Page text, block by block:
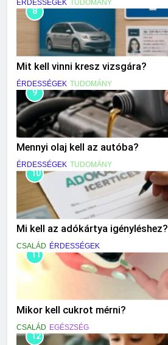
ÉRDESSÉGEK TUDOMÁNY
8
Mit kell vinni kresz vizsgára?
ÉRDESSÉGEK TUDOMÁNY
9
Mennyi olaj kell az autóba?
ÉRDESSÉGEK TUDOMÁNY
10
Mi kell az adókártya igényléshez?
CSALÁD ÉRDESSÉGEK
11
Mikor kell cukrot mérni?
CSALÁD EGÉSZSÉG
12